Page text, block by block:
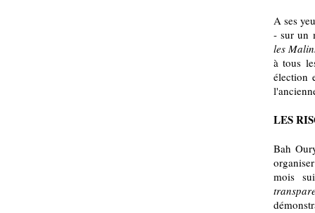
A ses
- sur un
les
à tous
élection
LES
Bah
mois